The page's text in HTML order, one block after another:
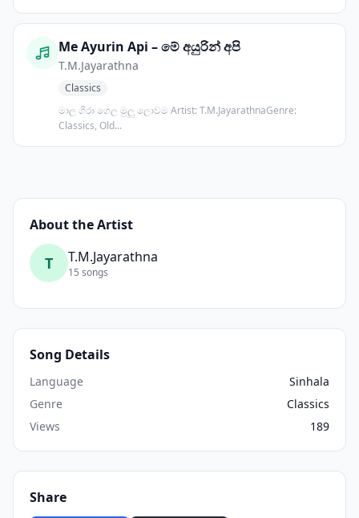
Me Ayurin Api – මේ අයුරින් අපි
T.M.Jayarathna
Classics
මාල ගිරා ගෙල මුලු ලොවම Artist: T.M.JayarathnaGenre:
Classics, Old...
About the Artist
T T.M.Jayarathna
15 songs
Song Details
Language
Sinhala
Genre
Classics
Views
189
Share